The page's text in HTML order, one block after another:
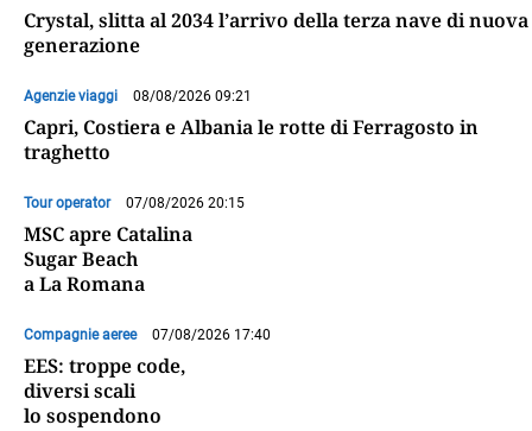
Crystal, slitta al 2034 l’arrivo della terza nave di nuova
generazione
Agenzie viaggi 08/08/2026 09:21
Capri, Costiera e Albania le rotte di Ferragosto in
traghetto
Tour operator 07/08/2026 20:15
MSC apre Catalina
Sugar Beach
a La Romana
Compagnie aeree 07/08/2026 17:40
EES: troppe code,
diversi scali
lo sospendono